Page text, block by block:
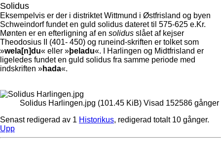
Solidus
Eksempelvis er der i distriktet Wittmund i Østfrisland og byen
Schweindorf fundet en guld solidus dateret til 575-625 e.Kr.
Mønten er en efterligning af en solidus slået af kejser
Theodosius II (401- 450) og runeind-skriften er tolket som
»wela[n]du« eller »þeladu«. I Harlingen og Midtfrisland er
ligeledes fundet en guld solidus fra samme periode med
indskriften »hada«.
Solidus Harlingen.jpg (101.45 KiB) Visad 152586 gånger
Senast redigerad av 1 Historikus, redigerad totalt 10 gånger.
Upp